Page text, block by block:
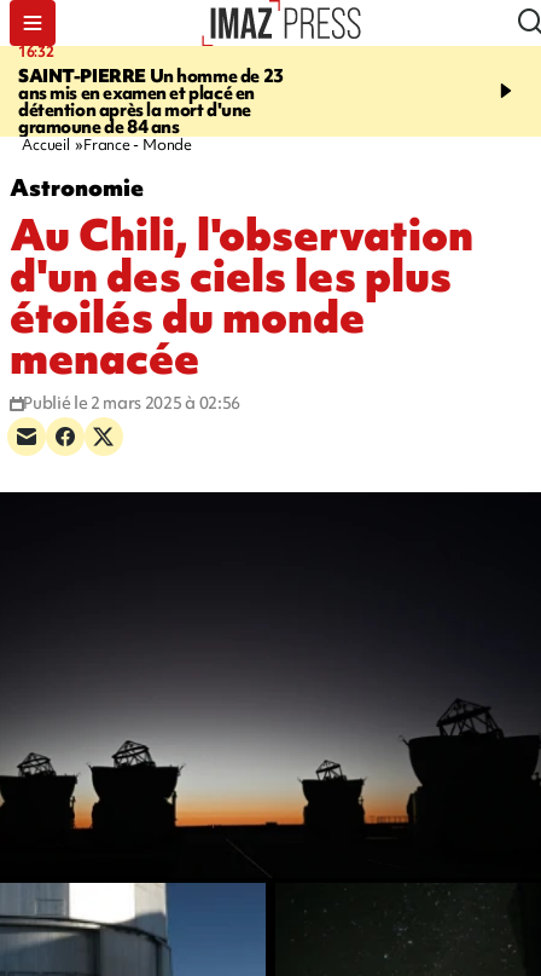
16:32
SAINT-PIERREUn homme de 23
ans mis en examen et placé en
détention après la mort d'une
gramoune de 84 ans
21:08
et Turquie scellent un
Accueil France - Monde
Astronomie
Au Chili, l'observation
d'un des ciels les plus
étoilés du monde
menacée
Publié le 2 mars 2025 à 02:56